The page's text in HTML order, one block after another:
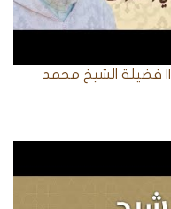
شرح الترغيب والترهيب || المجلس 38 || فضيلة الشيخ محمد